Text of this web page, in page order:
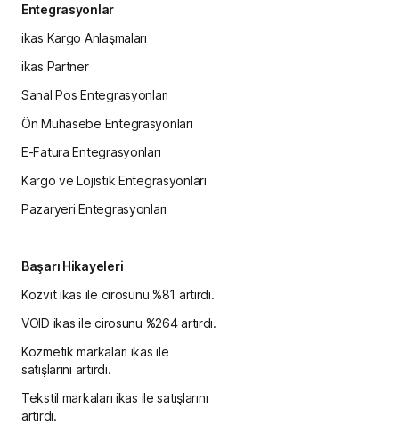
Entegrasyonlar
ikas Kargo Anlaşmaları
ikas Partner
Sanal Pos Entegrasyonları
Ön Muhasebe Entegrasyonları
E-Fatura Entegrasyonları
Kargo ve Lojistik Entegrasyonları
Pazaryeri Entegrasyonları
Başarı Hikayeleri
Kozvit ikas ile cirosunu %81 artırdı.
VOID ikas ile cirosunu %264 artırdı.
Kozmetik markaları ikas ile
satışlarını artırdı.
Tekstil markaları ikas ile satışlarını
artırdı.